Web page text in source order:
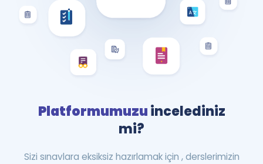
Platformumuzuincelediniz
mi?
Sizi sınavlara eksiksiz hazırlamak için , derslerimizin